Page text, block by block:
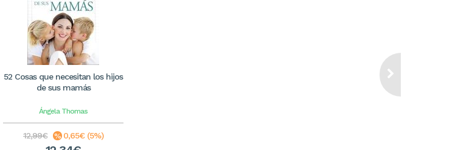
52 Cosas que necesitan los hijos
de sus mamás
Ángela Thomas
12,99€ 0,65€ (5%)